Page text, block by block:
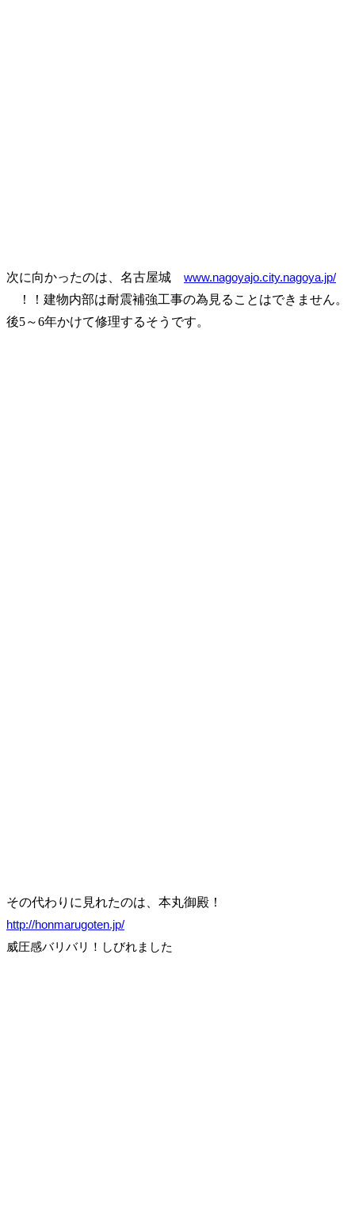
次に向かったのは、名古屋城 www.nagoyajo.city.nagoya.jp/
！！建物内部は耐震補強工事の為見ることはできません。
後5～6年かけて修理するそうです。
その代わりに見れたのは、本丸御殿！
http://honmarugoten.jp/
威圧感バリバリ！しびれました